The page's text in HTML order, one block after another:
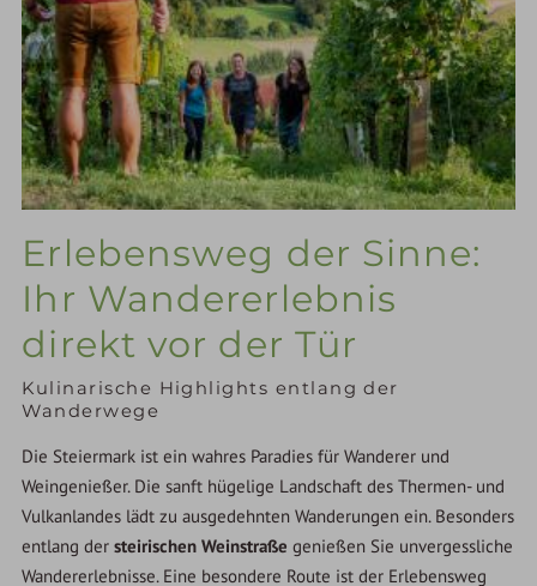
Erlebensweg der Sinne:
Ihr Wandererlebnis
direkt vor der Tür
Kulinarische Highlights entlang der
Wanderwege
Die Steiermark ist ein wahres Paradies für Wanderer und
Weingenießer. Die sanft hügelige Landschaft des Thermen- und
Vulkanlandes lädt zu ausgedehnten Wanderungen ein. Besonders
entlang dersteirischen Weinstraße genießen Sie unvergessliche
Wandererlebnisse. Eine besondere Route ist der Erlebensweg